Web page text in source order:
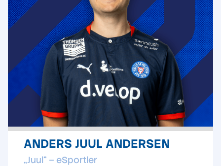
ANDERS JUUL ANDERSEN
„Juul“ – eSportler